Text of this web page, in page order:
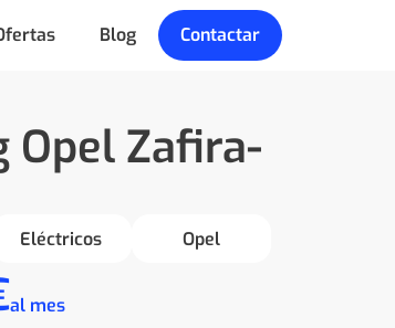
Blog Contactar
Opel Zafira-
Eléctricos Opel
al mes